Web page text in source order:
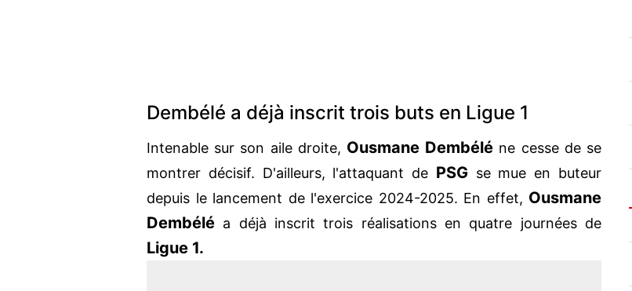
Dembélé a déjà inscrit trois buts en Ligue 1
Intenable sur son aile droite, Ousmane Dembélé ne cesse de se
montrer décisif. D'ailleurs, l'attaquant de PSGse mue en buteur
depuis le lancement de l'exercice 2024-2025. En effet, Ousmane
Dembélé a déjà inscrit trois réalisations en quatre journées de
Ligue 1.